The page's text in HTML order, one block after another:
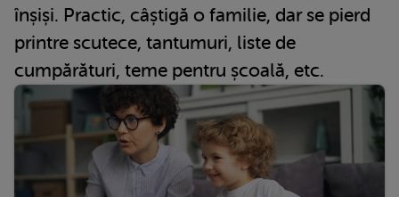
înșiși. Practic, câștigă o familie, dar se pierd
printre scutece, tantumuri, liste de
cumpărături, teme pentru școală, etc.